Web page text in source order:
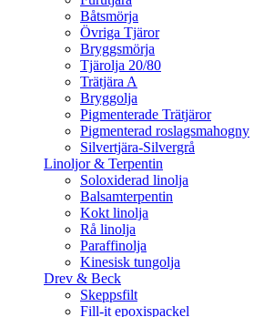
Båtsmörja
Övriga Tjäror
Bryggsmörja
Tjärolja 20/80
Trätjära A
Bryggolja
Pigmenterade Trätjäror
Pigmenterad roslagsmahogny
Silvertjära-Silvergrå
Linoljor & Terpentin
Soloxiderad linolja
Balsamterpentin
Kokt linolja
Rå linolja
Paraffinolja
Kinesisk tungolja
Drev & Beck
Skeppsfilt
Fill-it epoxispackel